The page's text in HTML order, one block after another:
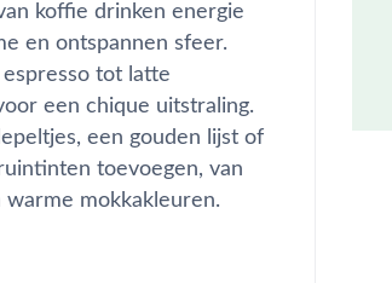
koffie drinken energie
en ontspannen sfeer.
tot latte
een chique uitstraling.
een gouden lijst of
toevoegen, van
mokkakleuren.